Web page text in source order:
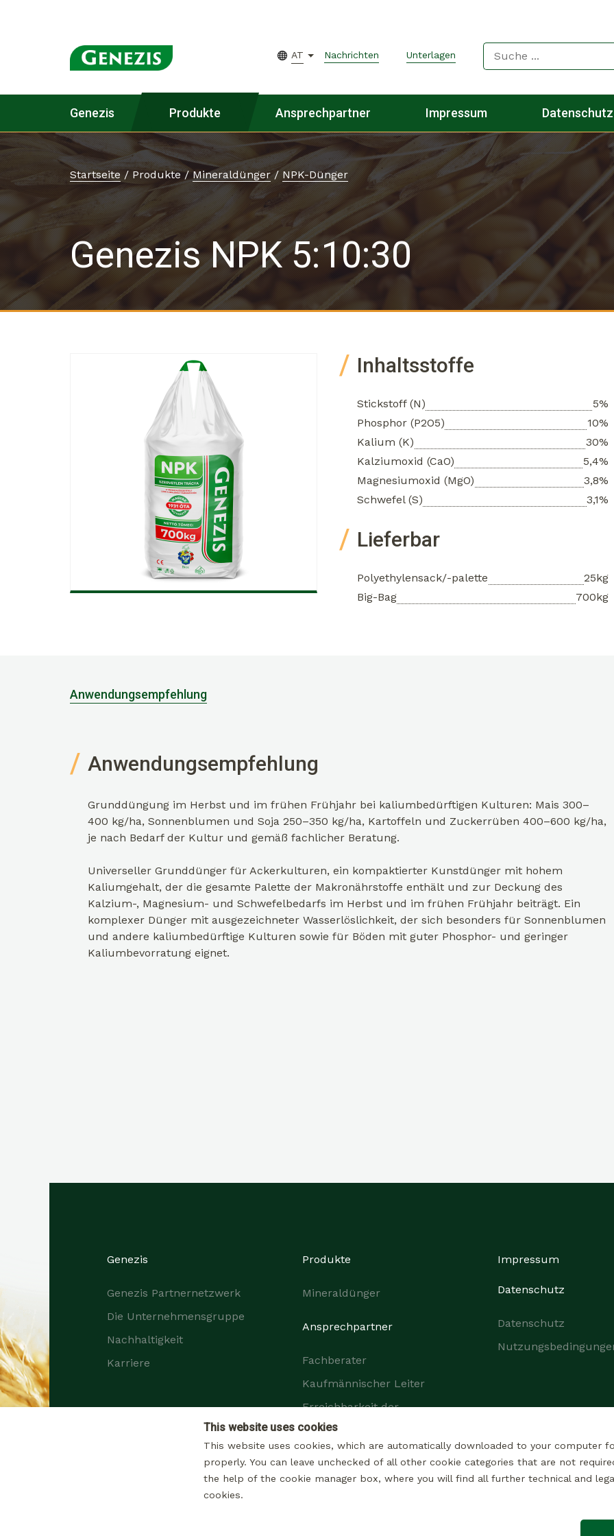
This website uses cookies
This website uses cookies, which are automatically downloaded to your computer
properly. You can leave unchecked of all other cookie categories that are not
the help of the cookie manager box, where you will find all further technical and
cookies.
AT Nachrichten Unterlagen
Genezis Produkte Ansprechpartner Impressum Datenschutz
Startseite / Produkte/Mineraldünger/ NPK-Dünger
Genezis NPK 5:10:30
Inhaltsstoffe
Stickstoff (N)
5%
Phosphor (P2O5)
10%
Kalium (K)
30%
Kalziumoxid (CaO)
5,4%
Magnesiumoxid (MgO)
3,8%
Schwefel (S)
3,1%
Lieferbar
Polyethylensack/-palette
25kg
Big-Bag
700kg
Anwendungsempfehlung
Anwendungsempfehlung
Grunddüngung im Herbst und im frühen Frühjahr bei kaliumbedürftigen Kulturen: Mais 300–
400 kg/ha, Sonnenblumen und Soja 250–350 kg/ha, Kartoffeln und Zuckerrüben 400–600 kg/ha,
je nach Bedarf der Kultur und gemäß fachlicher Beratung.
Universeller Grunddünger für Ackerkulturen, ein kompaktierter Kunstdünger mit hohem
Kaliumgehalt, der die gesamte Palette der Makronährstoffe enthält und zur Deckung des
Kalzium-, Magnesium- und Schwefelbedarfs im Herbst und im frühen Frühjahr beiträgt. Ein
komplexer Dünger mit ausgezeichneter Wasserlöslichkeit, der sich besonders für Sonnenblumen
und andere kaliumbedürftige Kulturen sowie für Böden mit guter Phosphor- und geringer
Kaliumbevorratung eignet.
Genezis
Genezis Partnernetzwerk
Die Unternehmensgruppe
Nachhaltigkeit
Karriere
Produkte
Mineraldünger
Ansprechpartner
Fachberater
Kaufmännischer Leiter
Erreichbarkeit der
Unternehmensgruppe
Impressum
Datenschutz
Datenschutz